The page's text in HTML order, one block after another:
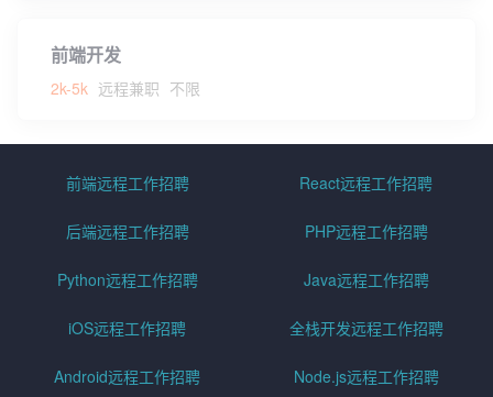
前端开发
2k-5k 远程兼职 不限
前端远程工作招聘 React远程工作招聘
后端远程工作招聘 PHP远程工作招聘
Python远程工作招聘 Java远程工作招聘
iOS远程工作招聘 全栈开发远程工作招聘
Android远程工作招聘 Node.js远程工作招聘